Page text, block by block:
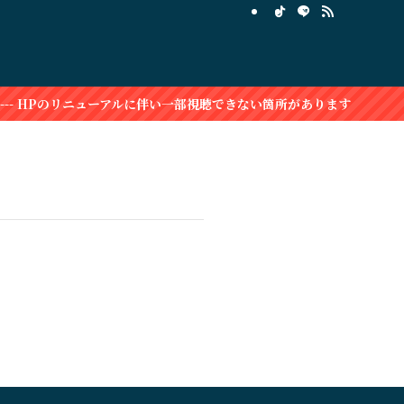
のリニューアルに伴い一部視聴できない箇所があります